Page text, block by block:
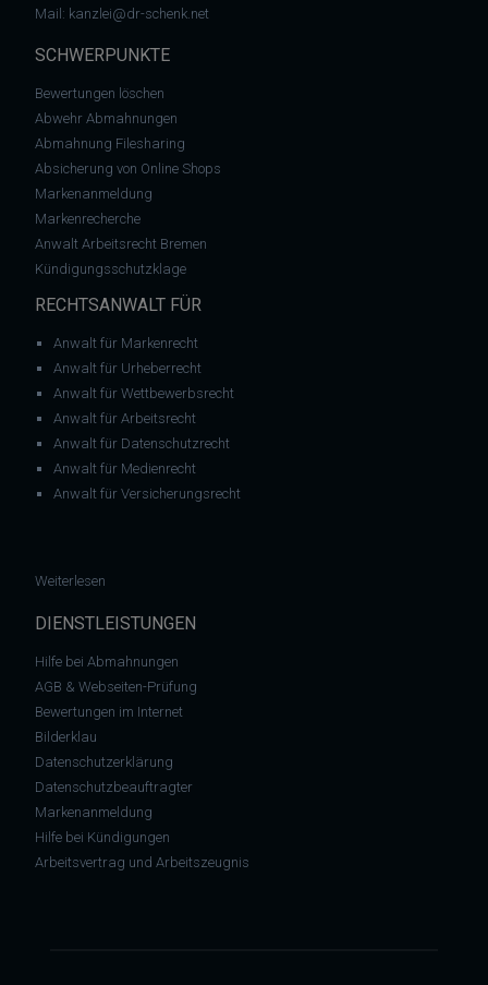
Mail: kanzlei@dr-schenk.net
SCHWERPUNKTE
Bewertungen löschen
Abwehr Abmahnungen
Abmahnung Filesharing
Absicherung von Online Shops
Markenanmeldung
Markenrecherche
Anwalt Arbeitsrecht Bremen
Kündigungsschutzklage
RECHTSANWALT FÜR
Anwalt für Markenrecht
Anwalt für Urheberrecht
Anwalt für Wettbewerbsrecht
Anwalt für Arbeitsrecht
Anwalt für Datenschutzrecht
Anwalt für Medienrecht
Anwalt für Versicherungsrecht
Weiterlesen
DIENSTLEISTUNGEN
Hilfe bei Abmahnungen
AGB & Webseiten-Prüfung
Bewertungen im Internet
Bilderklau
Datenschutzerklärung
Datenschutzbeauftragter
Markenanmeldung
Hilfe bei Kündigungen
Arbeitsvertrag und Arbeitszeugnis